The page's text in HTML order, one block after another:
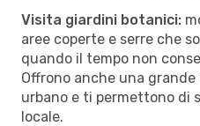
Visita giardini botanici:
aree coperte e serre che
quando il tempo non
Offrono anche una
urbano e ti permettono di
locale.